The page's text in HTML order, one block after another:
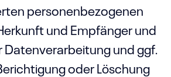
personenbezogenen
und Empfänger und
Datenverarbeitung und ggf.
oder Löschung